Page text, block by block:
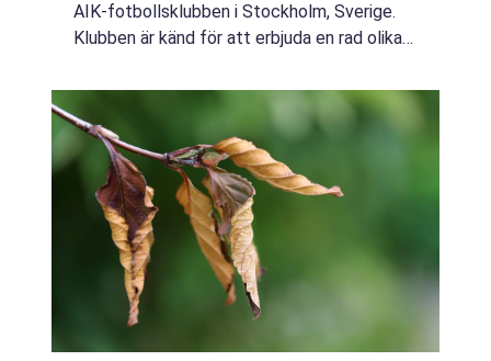
AIK-fotbollsklubben i Stockholm, Sverige.
Klubben är känd för att erbjuda en rad olika
åldrar att utöva sin passion. I denna ar...